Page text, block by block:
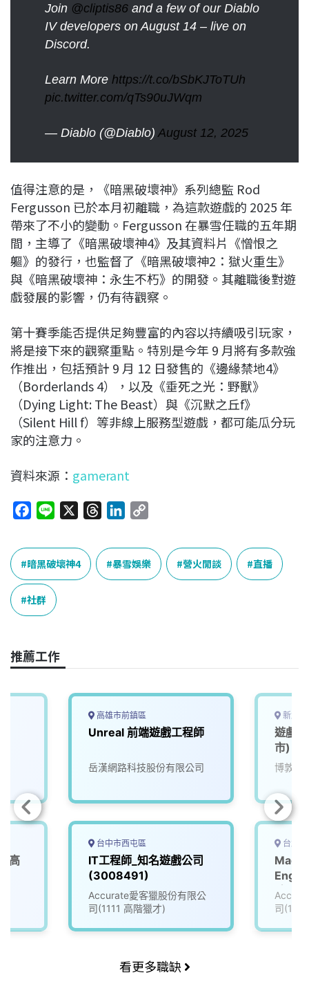
Join @cliptis86 and a few of our Diablo
IV developers on August 14 – live on
Discord.
Learn More https://t.co/bSbKJToTUh
pic.twitter.com/qTs90uJWqm
— Diablo (@Diablo) August 12, 2025
值得注意的是，《暗黑破壞神》系列總監 Rod
Fergusson 已於本月初離職，為這款遊戲的 2025 年
帶來了不小的變動。Fergusson 在暴雪任職的五年期
間，主導了《暗黑破壞神4》及其資料片《憎恨之
軀》的發行，也監督了《暗黑破壞神2：獄火重生》
與《暗黑破壞神：永生不朽》的開發。其離職後對遊
戲發展的影響，仍有待觀察。
第十賽季能否提供足夠豐富的內容以持續吸引玩家，
將是接下來的觀察重點。特別是今年 9 月將有多款強
作推出，包括預計 9 月 12 日發售的《邊緣禁地4》
（Borderlands 4），以及《垂死之光：野獸》
（Dying Light: The Beast）與《沉默之丘f》
（Silent Hill f）等非線上服務型遊戲，都可能瓜分玩
家的注意力。
資料來源： gamerant
c
e
b
o
o
n
e
r
e
a
n
k
e
p
y
L
暗黑破壞神4 暴雪娛樂 營火閒談 直播
社群
推薦工作
(高
高雄市前鎮區
Unreal 前端遊戲工程師
岳漢網路科技股份有限公司
台中市西屯區
IT工程師_知名遊戲公司
(3008491)
Accurate愛客獵股份有限公
司(1111 高階獵才)
新北
遊戲
市)
博敦電
台北
_知名
司
看更多職缺